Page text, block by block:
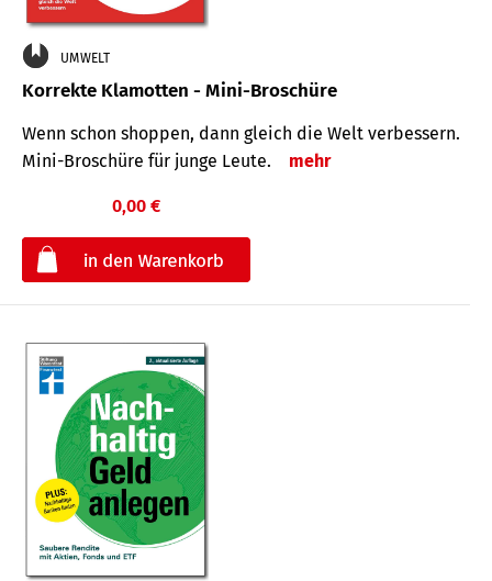
UMWELT
Korrekte Klamotten - Mini-Broschüre
Wenn schon shoppen, dann gleich die Welt verbessern.
Mini-Broschüre für junge Leute.
mehr
0,00 €